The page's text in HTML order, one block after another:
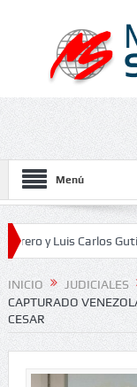
Menú
Carlos Gutiérrez
2026
INICIO JUDICIALES
CAPTURADO
CESAR